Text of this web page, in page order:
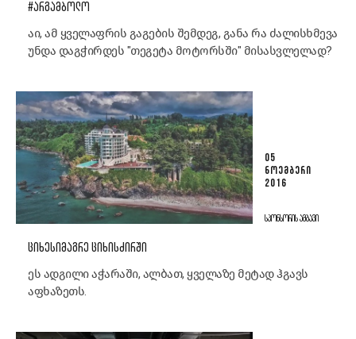
#ᲐᲠᲒᲐᲛᲑᲝᲚᲝ
აი, ამ ყველაფრის გაგების შემდეგ, განა რა ძალისხმევა
უნდა დაგჭირდეს "თეგეტა მოტორსში" მისასვლელად?
05
ᲜᲝᲔᲛᲑᲔᲠᲘ
2016
ᲡᲞᲝᲜᲡᲝᲠᲘᲡ ᲐᲛᲑᲐᲕᲘ
ᲪᲘᲮᲔᲡᲘᲛᲐᲒᲠᲔ ᲪᲘᲮᲘᲡᲫᲘᲠᲨᲘ
ეს ადგილი აჭარაში, ალბათ, ყველაზე მეტად ჰგავს
აფხაზეთს.